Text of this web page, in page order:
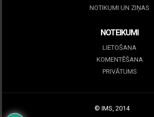
NOTIKUMI UN ZIŅAS
NOTEIKUMI
LIETOŠANA
KOMENTĒŠANA
PRIVĀTUMS
© IMS, 2014